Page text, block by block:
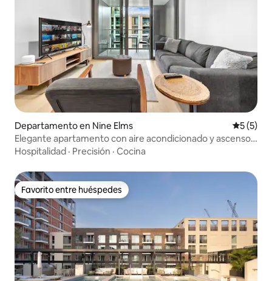
Departamento en Nine Elms
5 (5)
Elegante apartamento con aire acondicionado y ascensor
| Central eléctrica de Battersea
Hospitalidad · Precisión · Cocina
Favorito entre huéspedes
Favorito entre huéspedes